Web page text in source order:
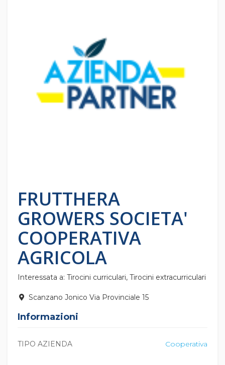
FRUTTHERA
GROWERS SOCIETA'
COOPERATIVA
AGRICOLA
Interessata a: Tirocini curriculari, Tirocini extracurriculari
Scanzano Jonico Via Provinciale 15
Informazioni
TIPO AZIENDA Cooperativa